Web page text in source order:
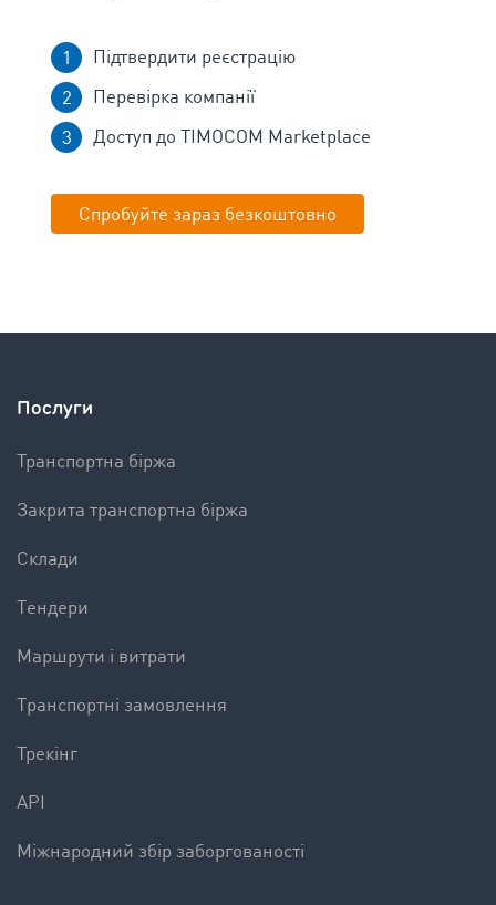
Підтвердити реєстрацію
Перевірка компанії
Доступ до TIMOCOM Marketplace
Спробуйте зараз безкоштовно
Послуги
Транспортна біржа
Закрита транспортна біржа
Склади
Tендери
Mаршрути і витрати
Tранспортні замовлення
Трекінг
API
Міжнародний збір заборгованості